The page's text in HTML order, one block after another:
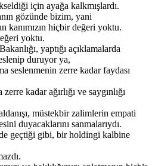
için ayağa kalkmışlardı.
gözünde bizim, yani
kanımızın hiçbir değeri yoktu.
yoktu.
yaptığı açıklamalarda
duruyor ya,
seslenmenin zerre kadar faydası
kadar ağırlığı ve saygınlığı
müstekbir zalimlerin empati
duyacaklarını sanmalarıydı.
geçtiği gibi, bir holdingi kalbine